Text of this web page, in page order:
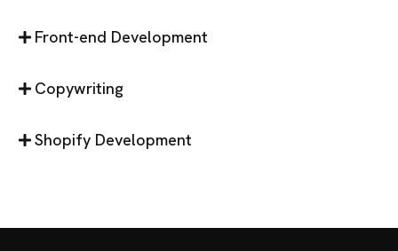
Front-end Development
Copywriting
Shopify Development